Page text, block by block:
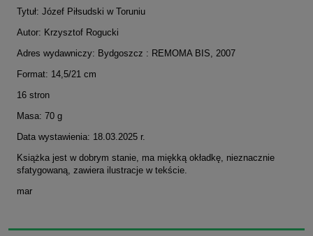
Tytuł: Józef Piłsudski w Toruniu
Autor: Krzysztof Rogucki
Adres wydawniczy: Bydgoszcz : REMOMA BIS, 2007
Format: 14,5/21 cm
16 stron
Masa: 70 g
Data wystawienia: 18.03.2025 r.
Książka jest w dobrym stanie, ma miękką okładkę, nieznacznie
sfatygowaną, zawiera ilustracje w tekście.
mar